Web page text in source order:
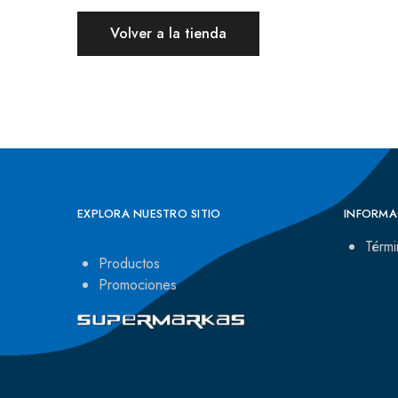
Volver a la tienda
EXPLORA NUESTRO SITIO
Productos
Promociones